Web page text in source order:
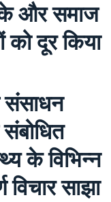
और समाज
को दूर किया
संसाधन
संबोधित
के विभिन्न
साझा